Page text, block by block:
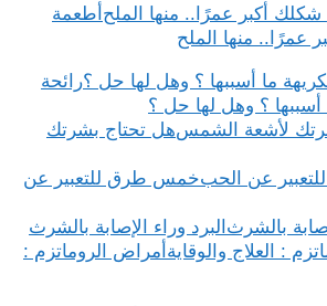
أطعمة
عمرًا.. منها الملح
رائحة
أسببها ؟ وهل لها حل ؟
هل تحتاج بشرتك
خمس طرق للتعبير عن
البرد وراء الإصابة بالشرث
أمراض الروماتزم :